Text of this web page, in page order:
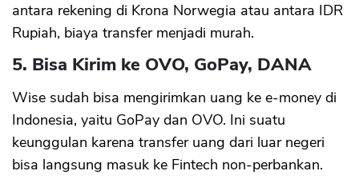
antara rekening di Krona Norwegia atau antara IDR
Rupiah, biaya transfer menjadi murah.
5. Bisa Kirim ke OVO, GoPay, DANA
Wise sudah bisa mengirimkan uang ke e-money di
Indonesia, yaitu GoPay dan OVO. Ini suatu
keunggulan karena transfer uang dari luar negeri
bisa langsung masuk ke Fintech non-perbankan.